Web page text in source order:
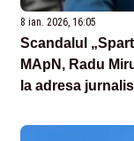
8 ian. 2026, 16:05
Scandalul
MApN, Radu
la adresa